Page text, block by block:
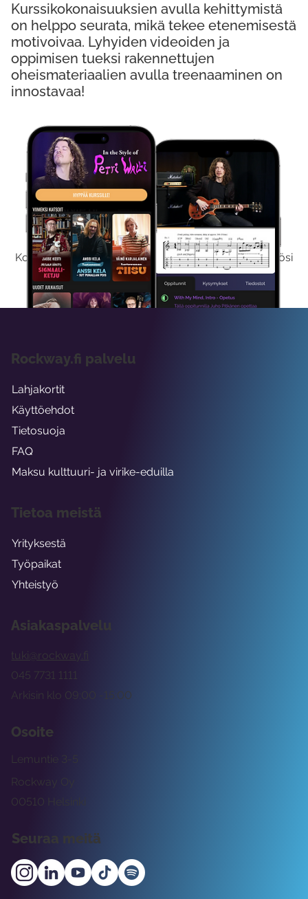
Kokeile Ilmaiseksi
Kokeilemalla ilmaiseksi saat koko sisältömme käyttöösi
viikon ajaksi.
Kurssikokonaisuuksien avulla kehittymistä
on helppo seurata, mikä tekee etenemisestä
motivoivaa. Lyhyiden videoiden ja
oppimisen tueksi rakennettujen
oheismateriaalien avulla treenaaminen on
innostavaa!
Asiakaspalvelu
tuki@rockway.fi
Arkisin klo 09:00 -15:00
045 7731 1111
Osoite
Rockway Oy
Lemuntie 3-5
00510 Helsinki
Seuraa meitä
Rockway.fi palvelu
Lahjakortit
Käyttöehdot
Tietosuoja
FAQ
Maksu kulttuuri- ja virike-eduilla
Tietoa meistä
Yrityksestä
Työpaikat
Yhteistyö